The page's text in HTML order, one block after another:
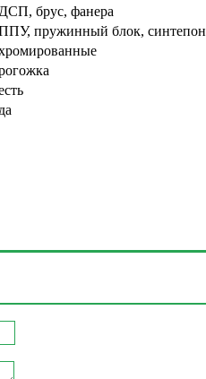
ДСП, брус, фанера
пружинный блок, синтепон
да